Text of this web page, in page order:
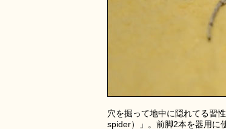
穴を掘って地中に隠れてる習
spider）」。前脚2本を器用に